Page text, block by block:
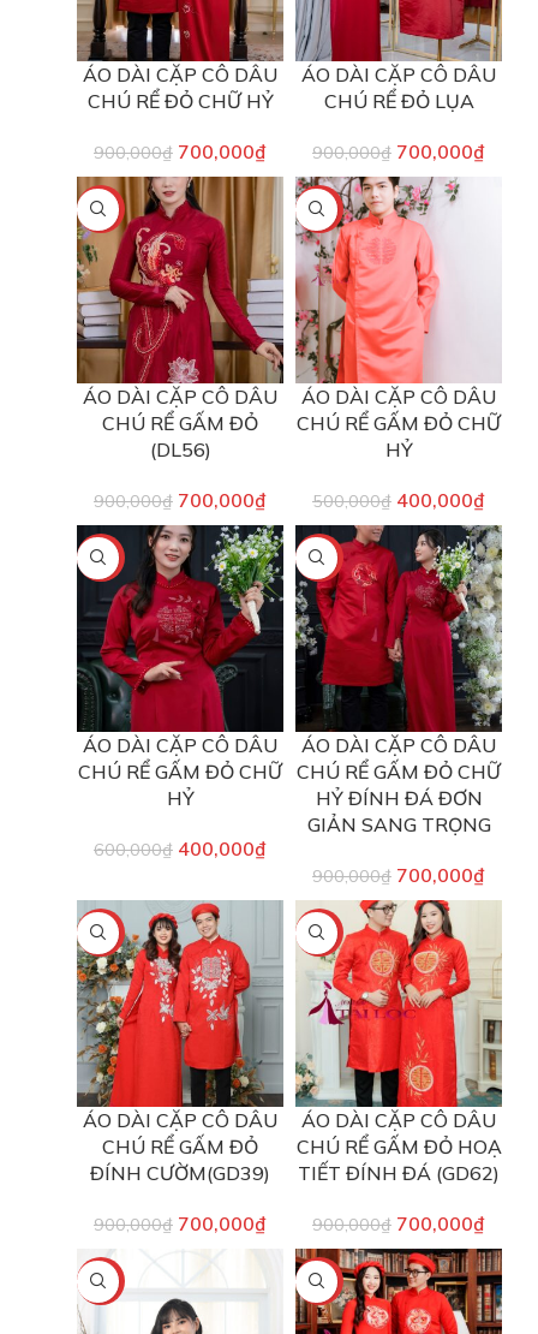
ÁO DÀI CẶP CÔ DÂU
CHÚ RỂ ĐỎ CHỮ HỶ
900,000₫ 700,000₫
ÁO DÀI CẶP CÔ DÂU
CHÚ RỂ ĐỎ LỤA
900,000₫ 700,000₫
-22%
ÁO DÀI CẶP CÔ DÂU
CHÚ RỂ GẤM ĐỎ
(DL56)
900,000₫ 700,000₫
-20%
ÁO DÀI CẶP CÔ DÂU
CHÚ RỂ GẤM ĐỎ CHỮ
HỶ
500,000₫ 400,000₫
-33%
ÁO DÀI CẶP CÔ DÂU
CHÚ RỂ GẤM ĐỎ CHỮ
HỶ
600,000₫ 400,000₫
-22%
ÁO DÀI CẶP CÔ DÂU
CHÚ RỂ GẤM ĐỎ CHỮ
HỶ ĐÍNH ĐÁ ĐƠN
GIẢN SANG TRỌNG
900,000₫ 700,000₫
-22%
ÁO DÀI CẶP CÔ DÂU
CHÚ RỂ GẤM ĐỎ
ĐÍNH CƯỜM(GD39)
900,000₫ 700,000₫
-22%
ÁO DÀI CẶP CÔ DÂU
CHÚ RỂ GẤM ĐỎ HOẠ
TIẾT ĐÍNH ĐÁ (GD62)
900,000₫ 700,000₫
-20% -22%